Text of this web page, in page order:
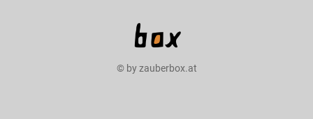
© by zauberbox.at